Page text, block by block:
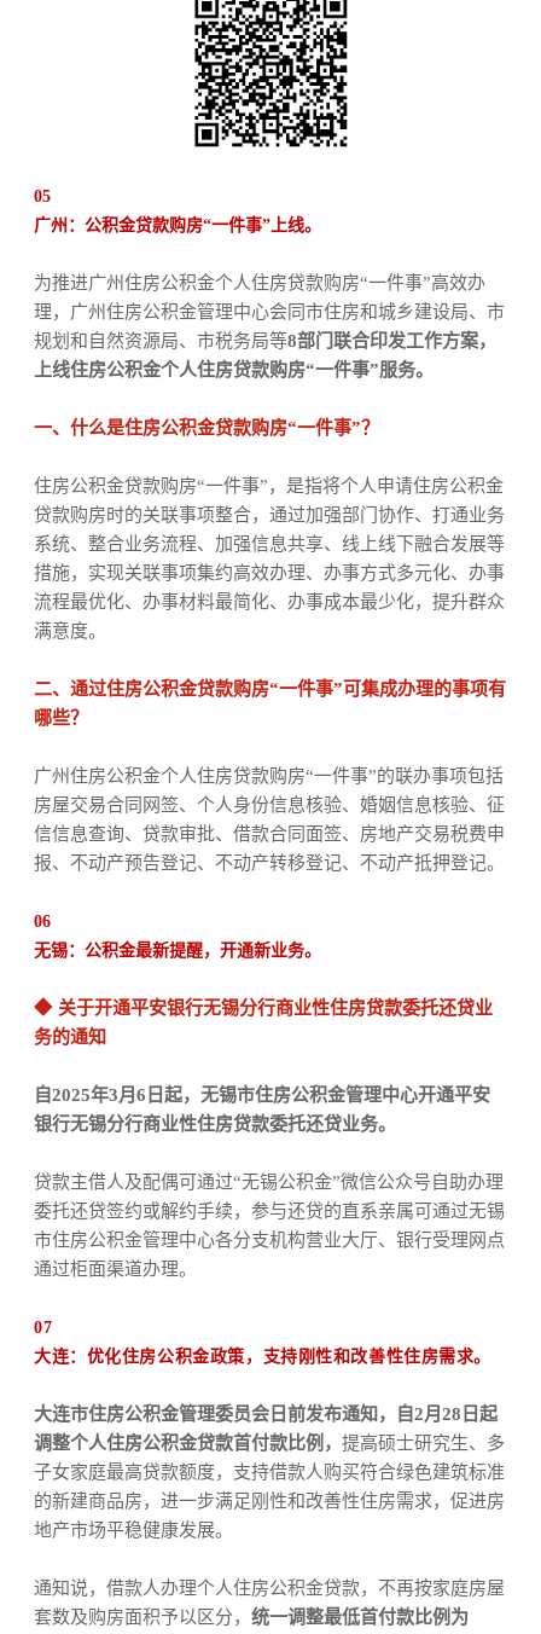
05
广州：公积金贷款购房“一件事”上线。
为推进广州住房公积金个人住房贷款购房“一件事”高效办
理，广州住房公积金管理中心会同市住房和城乡建设局、市
规划和自然资源局、市税务局等8部门联合印发工作方案，
上线住房公积金个人住房贷款购房“一件事”服务。
一、什么是住房公积金贷款购房“一件事”？
住房公积金贷款购房“一件事”，是指将个人申请住房公积金
贷款购房时的关联事项整合，通过加强部门协作、打通业务
系统、整合业务流程、加强信息共享、线上线下融合发展等
措施，实现关联事项集约高效办理、办事方式多元化、办事
流程最优化、办事材料最简化、办事成本最少化，提升群众
满意度。
二、通过住房公积金贷款购房“一件事”可集成办理的事项有
哪些？
广州住房公积金个人住房贷款购房“一件事”的联办事项包括
房屋交易合同网签、个人身份信息核验、婚姻信息核验、征
信信息查询、贷款审批、借款合同面签、房地产交易税费申
报、不动产预告登记、不动产转移登记、不动产抵押登记。
06
无锡：公积金最新提醒，开通新业务。
◆ 关于开通平安银行无锡分行商业性住房贷款委托还贷业
务的通知
自2025年3月6日起，无锡市住房公积金管理中心开通平安
银行无锡分行商业性住房贷款委托还贷业务。
贷款主借人及配偶可通过“无锡公积金”微信公众号自助办理
委托还贷签约或解约手续，参与还贷的直系亲属可通过无锡
市住房公积金管理中心各分支机构营业大厅、银行受理网点
通过柜面渠道办理。
07
大连：优化住房公积金政策，支持刚性和改善性住房需求。
大连市住房公积金管理委员会日前发布通知，自2月28日起
调整个人住房公积金贷款首付款比例， 提高硕士研究生、多
子女家庭最高贷款额度，支持借款人购买符合绿色建筑标准
的新建商品房，进一步满足刚性和改善性住房需求，促进房
地产市场平稳健康发展。
通知说，借款人办理个人住房公积金贷款，不再按家庭房屋
套数及购房面积予以区分， 统一调整最低首付款比例为